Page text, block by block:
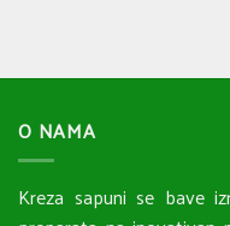
O NAMA
Kreza sapuni se bave